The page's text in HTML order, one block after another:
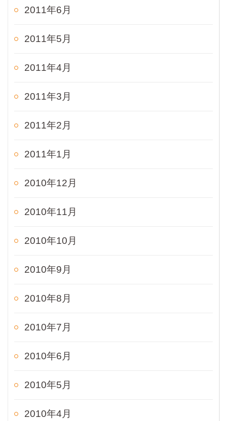
2011年6月
2011年5月
2011年4月
2011年3月
2011年2月
2011年1月
2010年12月
2010年11月
2010年10月
2010年9月
2010年8月
2010年7月
2010年6月
2010年5月
2010年4月